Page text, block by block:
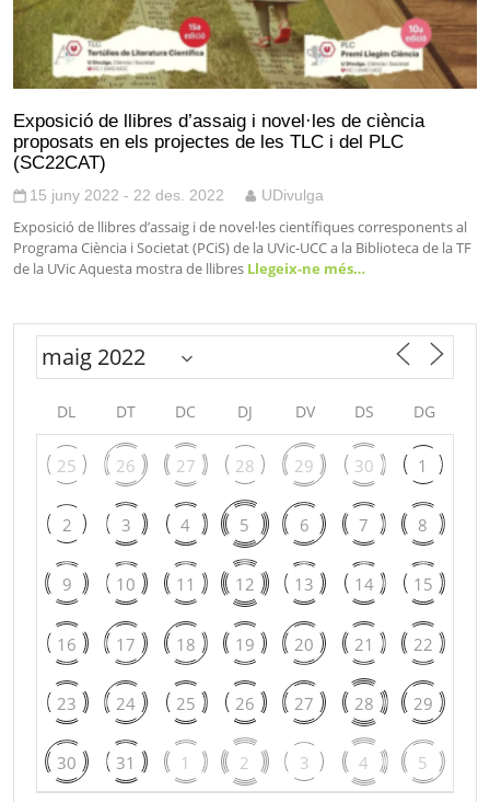
Exposició de llibres d’assaig i novel·les de ciència
proposats en els projectes de les TLC i del PLC
(SC22CAT)
15 juny 2022 - 22 des. 2022 UDivulga
Exposició de llibres d’assaig i de novel·les científiques corresponents al
Programa Ciència i Societat (PCiS) de la UVic-UCC a la Biblioteca de la TF
de la UVic Aquesta mostra de llibres Llegeix-ne més…
DL DT DC DJ DV DS DG
25 26 27 28 29 30 1
2 3 4 5 6 7 8
9 10 11 12 13 14 15
16 17 18 19 20 21 22
23 24 25 26 27 28 29
30 31 1 2 3 4 5